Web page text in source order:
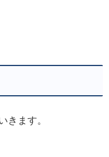
きます。